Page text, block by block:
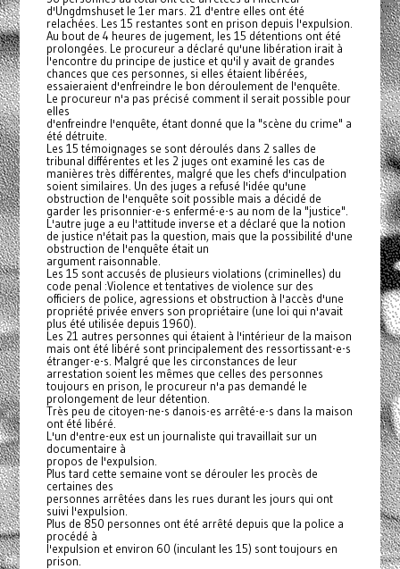
d'Ungdmshuset le 1er mars. 21 d'entre elles ont été
relachées. Les 15 restantes sont en prison depuis l'expulsion.
Au bout de 4 heures de jugement, les 15 détentions ont été
prolongées. Le procureur a déclaré qu'une libération irait à
l'encontre du principe de justice et qu'il y avait de grandes
chances que ces personnes, si elles étaient libérées,
essaieraient d'enfreindre le bon déroulement de l'enquête.
Le procureur n'a pas précisé comment il serait possible pour
elles
d'enfreindre l'enquête, étant donné que la "scène du crime" a
été détruite.
Les 15 témoignages se sont déroulés dans 2 salles de
tribunal différentes et les 2 juges ont examiné les cas de
manières très différentes, malgré que les chefs d'inculpation
soient similaires. Un des juges a refusé l'idée qu'une
obstruction de l'enquête soit possible mais a décidé de
garder les prisonnier-e-s enfermé-e-s au nom de la "justice".
L'autre juge a eu l'attitude inverse et a déclaré que la notion
de justice n'était pas la question, mais que la possibilité d'une
obstruction de l'enquête était un
argument raisonnable.
Les 15 sont accusés de plusieurs violations (criminelles) du
code penal :Violence et tentatives de violence sur des
officiers de police, agressions et obstruction à l'accès d'une
propriété privée envers son propriétaire (une loi qui n'avait
plus été utilisée depuis 1960).
Les 21 autres personnes qui étaient à l'intérieur de la maison
mais ont été libéré sont principalement des ressortissant-e-s
étranger-e-s. Malgré que les circonstances de leur
arrestation soient les mêmes que celles des personnes
toujours en prison, le procureur n'a pas demandé le
prolongement de leur détention.
Très peu de citoyen-ne-s danois-es arrêté-e-s dans la maison
ont été libéré.
L'un d'entre-eux est un journaliste qui travaillait sur un
documentaire à
propos de l'expulsion.
Plus tard cette semaine vont se dérouler les procès de
certaines des
personnes arrêtées dans les rues durant les jours qui ont
suivi l'expulsion.
Plus de 850 personnes ont été arrêté depuis que la police a
procédé à
l'expulsion et environ 60 (inculant les 15) sont toujours en
prison.